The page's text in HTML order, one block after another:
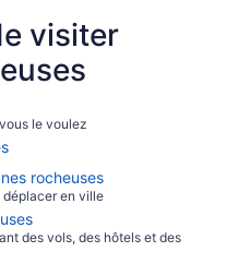
visiter
le voulez
rocheuses
déplacer en ville
des vols, des hôtels et des